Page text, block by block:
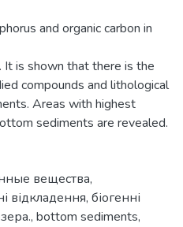
and organic carbon in
is shown that there is the
compounds and lithological
Areas with highest
sediments are revealed.
вещества,
відкладення, біогенні
, bottom sediments,